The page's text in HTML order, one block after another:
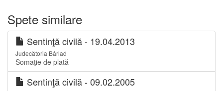
Spete similare
Sentinţă civilă - 19.04.2013
Judecătoria Bârlad
Somaţie de plată
Sentinţă civilă - 09.02.2005